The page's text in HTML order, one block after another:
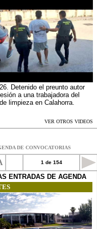
DE CONVOCATORIAS